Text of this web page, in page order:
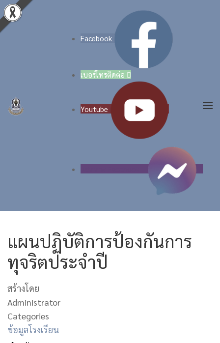
Facebook
เบอร์โทรติดต่อ 
Youtube
แผนปฏิบัติการป้องกันการ
ทุจริตประจำปี
สร้างโดย
Administrator
Categories
ข้อมูลโรงเรียน